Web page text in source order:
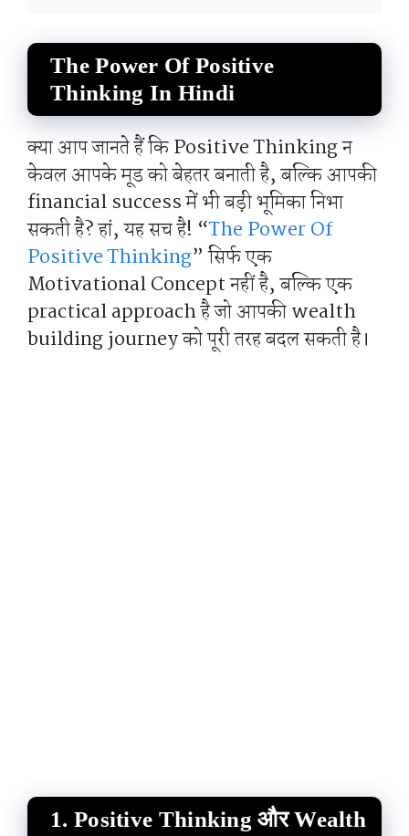
The Power Of Positive
Thinking In Hindi
क्या आप जानते हैं कि Positive Thinking न
केवल आपके मूड को बेहतर बनाती है, बल्कि आपकी
financial success में भी बड़ी भूमिका निभा
सकती है? हां, यह सच है! “The Power Of
Positive Thinking” सिर्फ एक
Motivational Concept नहीं है, बल्कि एक
practical approach है जो आपकी wealth
building journey को पूरी तरह बदल सकती है।
1. Positive Thinking और Wealth